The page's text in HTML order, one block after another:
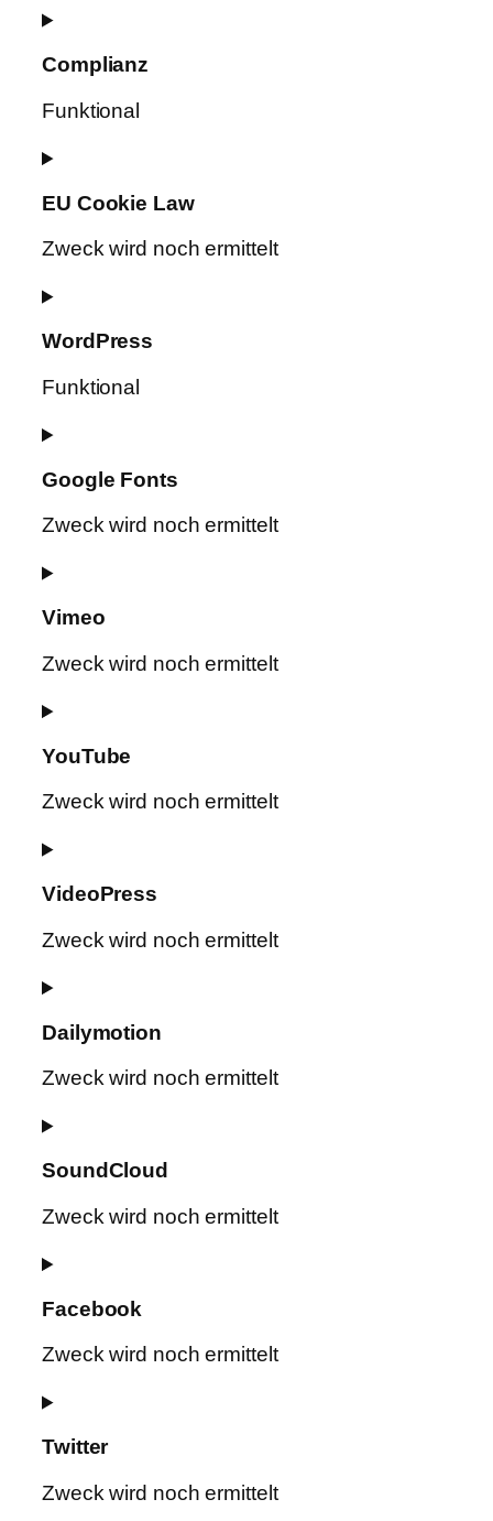
Consent
service
tagdiv
Complianz
Funktional
Consent
service
complianz
EU Cookie Law
Zweck wird noch ermittelt
Consent
service
eu-
law
WordPress
Funktional
Consent
service
wordpress
Google Fonts
Zweck wird noch ermittelt
Consent
service
google-
Vimeo
Zweck wird noch ermittelt
Consent
service
vimeo
YouTube
Zweck wird noch ermittelt
Consent
service
youtube
VideoPress
Zweck wird noch ermittelt
Consent
service
videopress
Dailymotion
Zweck wird noch ermittelt
Consent
service
dailymotion
SoundCloud
Zweck wird noch ermittelt
Consent
service
soundcloud
Facebook
Zweck wird noch ermittelt
Consent
service
facebook
Twitter
Zweck wird noch ermittelt